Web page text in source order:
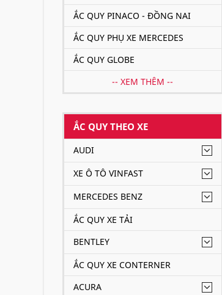
ẮC QUY PINACO - ĐỒNG NAI
ẮC QUY PHỤ XE MERCEDES
ẮC QUY GLOBE
-- XEM THÊM --
ẮC QUY THEO XE
AUDI
XE Ô TÔ VINFAST
MERCEDES BENZ
ẮC QUY XE TẢI
BENTLEY
ẮC QUY XE CONTERNER
ACURA